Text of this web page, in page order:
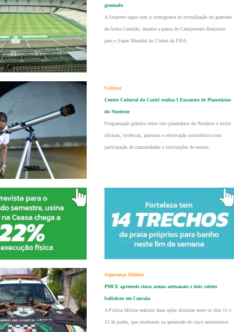
gramado
A Sesporte segue com o cronograma de revitalização do gramado
da Arena Castelão, durante a pausa do Campeonato Brasileiro
para o Super Mundial de Clubes da FIFA.
Cultura
Centro Cultural do Cariri realiza I Encontro de Planetários
do Nordeste
Programação gratuita reúne oito planetários do Nordeste e inclui
oficinas, vivências, palestras e observação astronômica com
participação de comunidades e instituições de ensino.
Segurança Pública
PMCE apreende cinco armas artesanais e dois coletes
balísticos em Caucaia
A Polícia Militar realizou duas ações distintas entre os dias 11 e
12 de junho, que resultaram na apreensão de cinco armamentos